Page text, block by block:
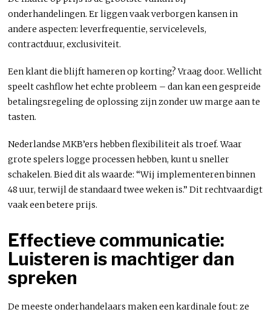
onderhandelingen. Er liggen vaak verborgen kansen in
andere aspecten: leverfrequentie, servicelevels,
contractduur, exclusiviteit.
Een klant die blijft hameren op korting? Vraag door. Wellicht
speelt cashflow het echte probleem – dan kan een gespreide
betalingsregeling de oplossing zijn zonder uw marge aan te
tasten.
Nederlandse MKB’ers hebben flexibiliteit als troef. Waar
grote spelers logge processen hebben, kunt u sneller
schakelen. Bied dit als waarde: “Wij implementeren binnen
48 uur, terwijl de standaard twee weken is.” Dit rechtvaardigt
vaak een betere prijs.
Effectieve communicatie:
Luisteren is machtiger dan
spreken
De meeste onderhandelaars maken een kardinale fout: ze